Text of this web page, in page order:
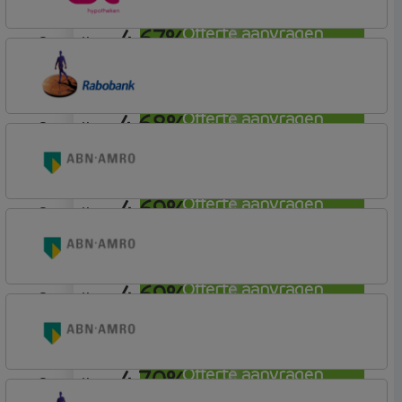
Offerte aanvragen
4,67%
Offerte aanvragen
aflosvrij
4,68%
Offerte aanvragen
Lot Hypotheken
aflosvrij
4,69%
Offerte aanvragen
Basisvoorwaarden (incl korting)
aflosvrij
4,69%
Offerte aanvragen
Woning (Incl. Korting)
aflosvrij
4,70%
Woning (Incl. Korting)
aflosvrij
ABN AMRO Bank